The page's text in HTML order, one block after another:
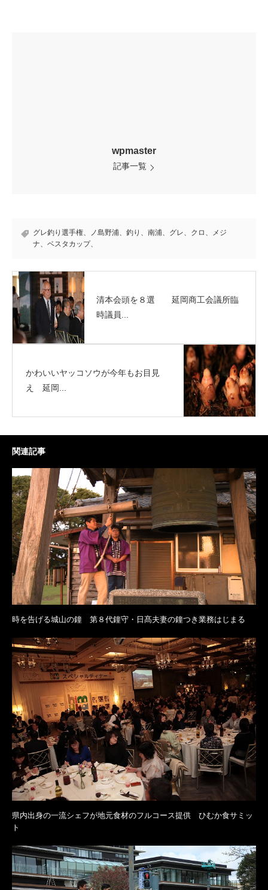
wpmaster
記事一覧
グレ釣り選手権、ノ島野浦、釣り、南浦、グレ、クロ、メジ
ナ、ベスタカップ、
清本会頭を８選 延岡商工会議所臨
時議員...
かわいいヤッコソウが今年もお目見
え 延岡...
関連記事
時を告げる城山の鐘 第８代鐘守・日髙夫妻の鐘つき業務はじまる
県内出身の一流シェフが地元食材のフルコース提供 ひむか食サミッ
ト